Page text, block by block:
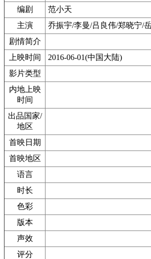
编剧
范小天
主演
乔振宇/李曼/吕良伟/郑晓宁/
剧情简介
上映时间
2016-06-01(中国大陆)
影片类型
内地上映
时间
出品国家/
地区
首映日期
首映地区
语言
时长
色彩
版本
声效
评分